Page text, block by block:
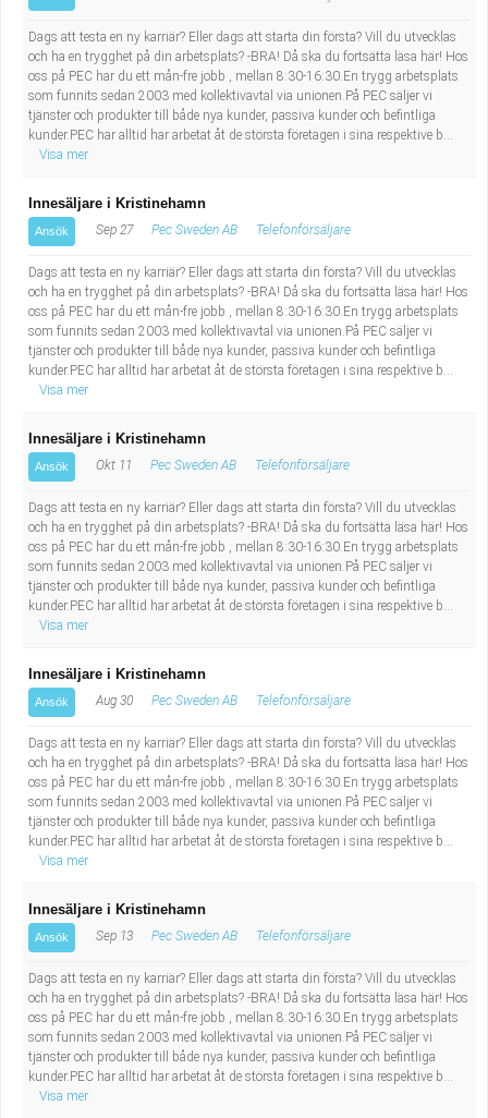
Dags att testa en ny karriär? Eller dags att starta din första? Vill du utvecklas
och ha en trygghet på din arbetsplats? -BRA! Då ska du fortsätta läsa här! Hos
oss på PEC har du ett mån-fre jobb , mellan 8:30-16:30.En trygg arbetsplats
som funnits sedan 2003 med kollektivavtal via unionen.På PEC säljer vi
tjänster och produkter till både nya kunder, passiva kunder och befintliga
kunder.PEC har alltid har arbetat åt de största företagen i sina respektive b...
Visa mer
Innesäljare i Kristinehamn
Ansök Sep 27 Pec Sweden AB Telefonförsäljare
Dags att testa en ny karriär? Eller dags att starta din första? Vill du utvecklas
och ha en trygghet på din arbetsplats? -BRA! Då ska du fortsätta läsa här! Hos
oss på PEC har du ett mån-fre jobb , mellan 8:30-16:30.En trygg arbetsplats
som funnits sedan 2003 med kollektivavtal via unionen.På PEC säljer vi
tjänster och produkter till både nya kunder, passiva kunder och befintliga
kunder.PEC har alltid har arbetat åt de största företagen i sina respektive b...
Visa mer
Innesäljare i Kristinehamn
Ansök Okt 11 Pec Sweden AB Telefonförsäljare
Dags att testa en ny karriär? Eller dags att starta din första? Vill du utvecklas
och ha en trygghet på din arbetsplats? -BRA! Då ska du fortsätta läsa här! Hos
oss på PEC har du ett mån-fre jobb , mellan 8:30-16:30.En trygg arbetsplats
som funnits sedan 2003 med kollektivavtal via unionen.På PEC säljer vi
tjänster och produkter till både nya kunder, passiva kunder och befintliga
kunder.PEC har alltid har arbetat åt de största företagen i sina respektive b...
Visa mer
Innesäljare i Kristinehamn
Ansök Aug 30 Pec Sweden AB Telefonförsäljare
Dags att testa en ny karriär? Eller dags att starta din första? Vill du utvecklas
och ha en trygghet på din arbetsplats? -BRA! Då ska du fortsätta läsa här! Hos
oss på PEC har du ett mån-fre jobb , mellan 8:30-16:30.En trygg arbetsplats
som funnits sedan 2003 med kollektivavtal via unionen.På PEC säljer vi
tjänster och produkter till både nya kunder, passiva kunder och befintliga
kunder.PEC har alltid har arbetat åt de största företagen i sina respektive b...
Visa mer
Innesäljare i Kristinehamn
Ansök Sep 13 Pec Sweden AB Telefonförsäljare
Dags att testa en ny karriär? Eller dags att starta din första? Vill du utvecklas
och ha en trygghet på din arbetsplats? -BRA! Då ska du fortsätta läsa här! Hos
oss på PEC har du ett mån-fre jobb , mellan 8:30-16:30.En trygg arbetsplats
som funnits sedan 2003 med kollektivavtal via unionen.På PEC säljer vi
tjänster och produkter till både nya kunder, passiva kunder och befintliga
kunder.PEC har alltid har arbetat åt de största företagen i sina respektive b...
Visa mer